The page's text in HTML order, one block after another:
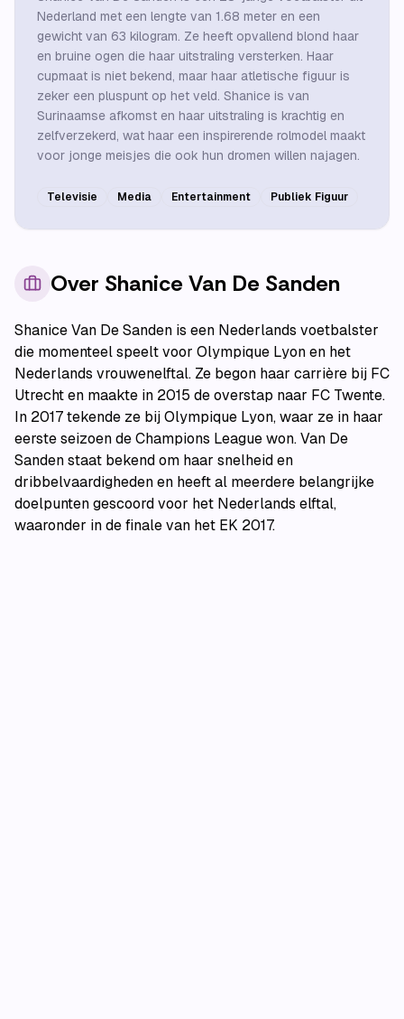
Nederland met een lengte van 1.68 meter en een
gewicht van 63 kilogram. Ze heeft opvallend blond haar
en bruine ogen die haar uitstraling versterken. Haar
cupmaat is niet bekend, maar haar atletische figuur is
zeker een pluspunt op het veld. Shanice is van
Surinaamse afkomst en haar uitstraling is krachtig en
zelfverzekerd, wat haar een inspirerende rolmodel maakt
voor jonge meisjes die ook hun dromen willen najagen.
Televisie Media Entertainment Publiek Figuur
Over Shanice Van De Sanden
Shanice Van De Sanden is een Nederlands voetbalster
die momenteel speelt voor Olympique Lyon en het
Nederlands vrouwenelftal. Ze begon haar carrière bij FC
Utrecht en maakte in 2015 de overstap naar FC Twente.
In 2017 tekende ze bij Olympique Lyon, waar ze in haar
eerste seizoen de Champions League won. Van De
Sanden staat bekend om haar snelheid en
dribbelvaardigheden en heeft al meerdere belangrijke
doelpunten gescoord voor het Nederlands elftal,
waaronder in de finale van het EK 2017.